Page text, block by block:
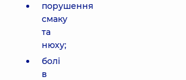
порушення
смаку
та
нюху;
болі
в